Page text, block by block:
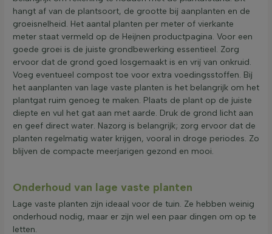
hangt af van de plantsoort, de grootte bij aanplanten en de
groeisnelheid. Het aantal planten per meter of vierkante
meter staat vermeld op de Heijnen productpagina. Voor een
goede groei is de juiste grondbewerking essentieel. Zorg
ervoor dat de grond goed losgemaakt is en vrij van onkruid.
Voeg eventueel compost toe voor extra voedingsstoffen. Bij
het aanplanten van lage vaste planten is het belangrijk om het
plantgat ruim genoeg te maken. Plaats de plant op de juiste
diepte en vul het gat aan met aarde. Druk de grond licht aan
en geef direct water. Nazorg is belangrijk; zorg ervoor dat de
planten regelmatig water krijgen, vooral in droge periodes. Zo
blijven de compacte meerjarigen gezond en mooi.
Onderhoud van lage vaste planten
Lage vaste planten zijn ideaal voor de tuin. Ze hebben weinig
onderhoud nodig, maar er zijn wel een paar dingen om op te
letten.